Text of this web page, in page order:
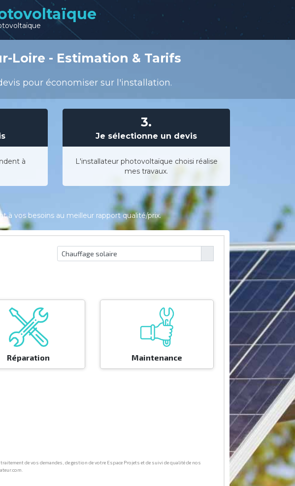
Loire - Estimation & Tarifs
pour économiser sur l'installation.
à
3.
Je sélectionne un devis
L'installateur photovoltaïque choisi réalise
mes travaux.
à vos besoins au meilleur rapport qualité/prix.